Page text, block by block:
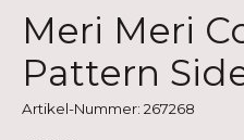
Meri Meri
Pattern
Artikel-Nummer: 267268